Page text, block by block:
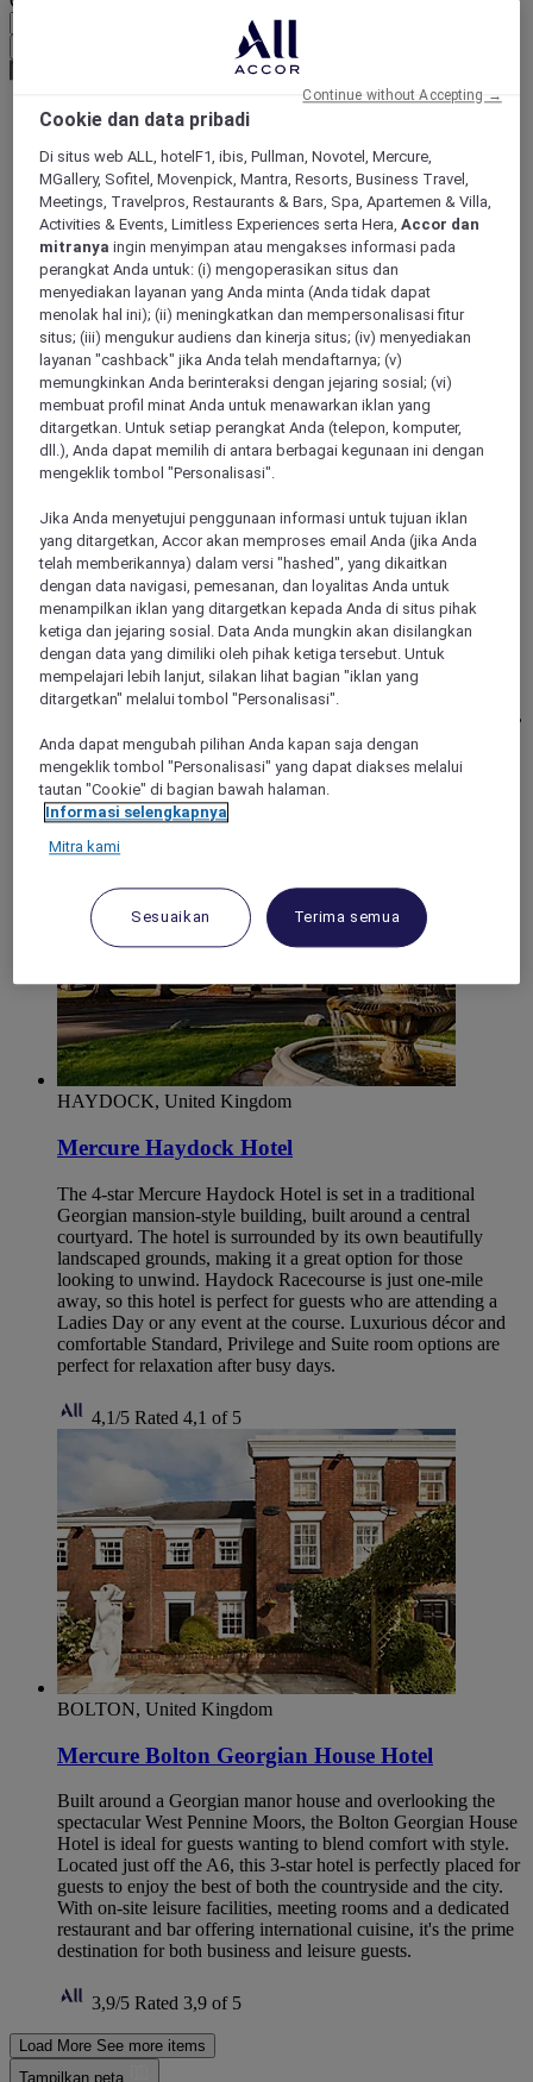
Europe
United Kingdom
St Helens
ST HELENS, United Kingdom
Mercure St Helens
Mercure St Helens is conveniently situated in the heart of the
town. The hotel is close to major transport links and boasts
onsite parking, so getting to Liverpool and Manchester is
easy. As well as a 24-hour front desk, onsite restaurant, and
bar with BT Sports channels, Mercure St Helens features a
range of leisure facilities. Sink into the swimming pool, sauna,
or jacuzzi, or unwind in the fully equipped gym. For business
or leisure, Mercure St Helens is a perfect hotel choice.
4,3/5Rated 4,3 of 5
HAYDOCK, United Kingdom
Mercure Haydock Hotel
The 4-star Mercure Haydock Hotel is set in a traditional
Georgian mansion-style building, built around a central
courtyard. The hotel is surrounded by its own beautifully
landscaped grounds, making it a great option for those
looking to unwind. Haydock Racecourse is just one-mile
away, so this hotel is perfect for guests who are attending a
Ladies Day or any event at the course. Luxurious décor and
comfortable Standard, Privilege and Suite room options are
perfect for relaxation after busy days.
4,1/5 Rated 4,1 of 5
BOLTON, United Kingdom
Mercure Bolton Georgian House Hotel
Built around a Georgian manor house and overlooking the
spectacular West Pennine Moors, the Bolton Georgian House
Hotel is ideal for guests wanting to blend comfort with style.
Located just off the A6, this 3-star hotel is perfectly placed for
guests to enjoy the best of both the countryside and the city.
With on-site leisure facilities, meeting rooms and a dedicated
restaurant and bar offering international cuisine, it's the prime
destination for both business and leisure guests.
3,9/5 Rated 3,9 of 5
Load More See more items
Tampilkan peta
Cookie dan data pribadi
Di situs web ALL, hotelF1, ibis, Pullman, Novotel, Mercure,
MGallery, Sofitel, Movenpick, Mantra, Resorts, Business Travel,
Meetings, Travelpros, Restaurants & Bars, Spa, Apartemen & Villa,
Activities & Events, Limitless Experiences serta Hera,Accor dan
mitranya ingin menyimpan atau mengakses informasi pada
perangkat Anda untuk: (i) mengoperasikan situs dan
menyediakan layanan yang Anda minta (Anda tidak dapat
menolak hal ini); (ii) meningkatkan dan mempersonalisasi fitur
situs; (iii) mengukur audiens dan kinerja situs; (iv) menyediakan
layanan "cashback" jika Anda telah mendaftarnya; (v)
memungkinkan Anda berinteraksi dengan jejaring sosial; (vi)
membuat profil minat Anda untuk menawarkan iklan yang
ditargetkan. Untuk setiap perangkat Anda (telepon, komputer,
dll.), Anda dapat memilih di antara berbagai kegunaan ini dengan
mengeklik tombol "Personalisasi".
Jika Anda menyetujui penggunaan informasi untuk tujuan iklan
yang ditargetkan, Accor akan memproses email Anda (jika Anda
telah memberikannya) dalam versi "hashed", yang dikaitkan
dengan data navigasi, pemesanan, dan loyalitas Anda untuk
menampilkan iklan yang ditargetkan kepada Anda di situs pihak
ketiga dan jejaring sosial. Data Anda mungkin akan disilangkan
dengan data yang dimiliki oleh pihak ketiga tersebut. Untuk
mempelajari lebih lanjut, silakan lihat bagian "iklan yang
ditargetkan" melalui tombol "Personalisasi".
Anda dapat mengubah pilihan Anda kapan saja dengan
mengeklik tombol "Personalisasi" yang dapat diakses melalui
tautan "Cookie" di bagian bawah halaman.
Informasi selengkapnya
Mitra kami
Sesuaikan Terima semua
Continue without Accepting →